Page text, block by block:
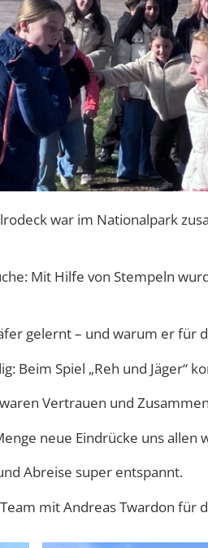
war im Nationalpark
Mit Hilfe von Stempeln
gelernt – und warum er für
Beim Spiel „Reh und Jäger“
Vertrauen und
neue Eindrücke uns
Abreise super entspannt.
mit Andreas Twardon für